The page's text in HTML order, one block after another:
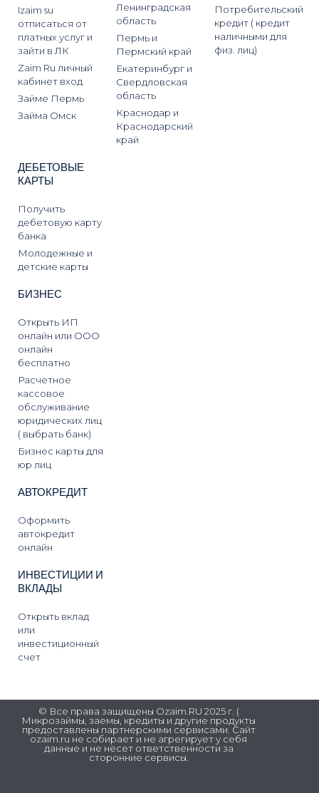
Izaim su
отписаться от
платных услуг и
зайти в ЛК
Zaim Ru личный
кабинет вход
Займе Пермь
Займа Омск
Ленинградская
область
Пермь и
Пермский край
Екатеринбург и
Свердловская
область
Краснодар и
Краснодарский
край
Потребительский
кредит ( кредит
наличными для
физ. лиц)
ДЕБЕТОВЫЕ
КАРТЫ
Получить
дебетовую карту
банка
Молодежные и
детские карты
БИЗНЕС
Открыть ИП
онлайн или ООО
онлайн
бесплатно
Расчетное
кассовое
обслуживание
юридических лиц
( выбрать банк)
Бизнес карты для
юр лиц
АВТОКРЕДИТ
Оформить
автокредит
онлайн
ИНВЕСТИЦИИ И
ВКЛАДЫ
Открыть вклад
или
инвестиционный
счет
© Все права защищены Ozaim.RU 2025 г. (
Микрозаймы, заемы, кредиты и другие продукты
предоставлены партнерскими сервисами. Сайт
ozaim.ru не собирает и не агрегирует у себя
данные и не несет ответственности за
сторонние сервисы.